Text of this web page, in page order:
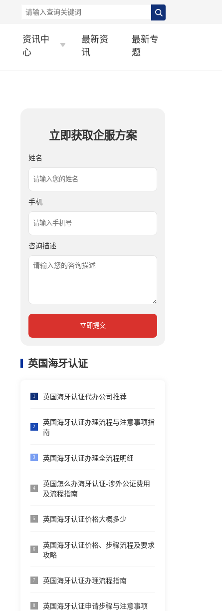
资讯中
心
最新资
讯
最新专
题
立即获取企服方案
姓名
手机
咨询描述
立即提交
英国海牙认证
1 英国海牙认证代办公司推荐
2
英国海牙认证办理流程与注意事项指
南
3 英国海牙认证办理全流程明细
4
英国怎么办海牙认证-涉外公证费用
及流程指南
5 英国海牙认证价格大概多少
6
英国海牙认证价格、步骤流程及要求
攻略
7 英国海牙认证办理流程指南
8 英国海牙认证申请步骤与注意事项